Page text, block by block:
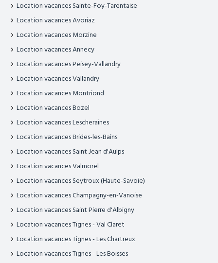
Location vacances Sainte-Foy-Tarentaise
Location vacances Avoriaz
Location vacances Morzine
Location vacances Annecy
Location vacances Peisey-Vallandry
Location vacances Vallandry
Location vacances Montriond
Location vacances Bozel
Location vacances Lescheraines
Location vacances Brides-les-Bains
Location vacances Saint Jean d'Aulps
Location vacances Valmorel
Location vacances Seytroux (Haute-Savoie)
Location vacances Champagny-en-Vanoise
Location vacances Saint Pierre d'Albigny
Location vacances Tignes - Val Claret
Location vacances Tignes - Les Chartreux
Location vacances Tignes - Les Boisses